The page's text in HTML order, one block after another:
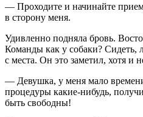
— Проходите и начинайте
в сторону меня.
Удивленно подняла бровь.
Команды как у собаки? Сидеть,
с места. Он это заметил, хотя и
— Девушка, у меня мало
процедуры какие-нибудь,
быть свободны!